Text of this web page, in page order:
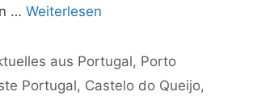
… Weiterlesen
aus Portugal, Porto
Portugal, Castelo do Queijo,